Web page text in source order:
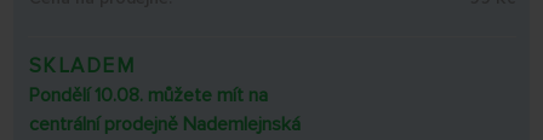
SKLADEM
Pondělí 10.08. můžete mít na
centrální prodejně Nademlejnská